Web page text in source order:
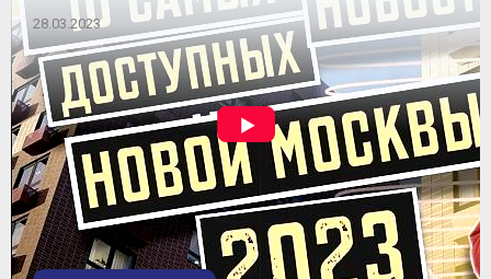
28.03.2023